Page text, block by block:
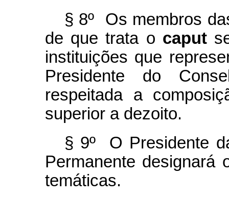
§ 8º Os membros
de que trata o caput
instituições que
Presidente do
respeitada a
superior a dezoito.
§ 9º O Presidente
Permanente designará
temáticas.